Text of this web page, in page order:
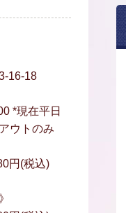
16-18
*現在平日
ウトのみ
円(税込)